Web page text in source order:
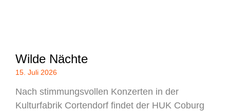
Wilde Nächte
15. Juli 2026
Nach stimmungsvollen Konzerten in der
Kulturfabrik Cortendorf findet der HUK Coburg